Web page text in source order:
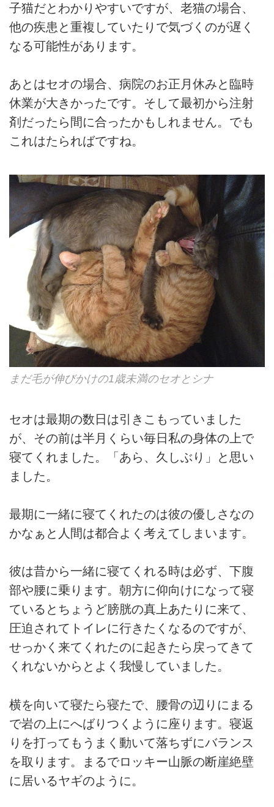
子猫だとわかりやすいですが、老猫の場合、
他の疾患と重複していたりで気づくのが遅く
なる可能性があります。
あとはセオの場合、病院のお正月休みと臨時
休業が大きかったです。そして最初から注射
剤だったら間に合ったかもしれません。でも
これはたらればですね。
まだ毛が伸びかけの1歳未満のセオとシナ
セオは最期の数日は引きこもっていました
が、その前は半月くらい毎日私の身体の上で
寝てくれました。「あら、久しぶり」と思い
ました。
最期に一緒に寝てくれたのは彼の優しさなの
かなぁと人間は都合よく考えてしまいます。
彼は昔から一緒に寝てくれる時は必ず、下腹
部や腰に乗ります。朝方に仰向けになって寝
ているとちょうど膀胱の真上あたりに来て、
圧迫されてトイレに行きたくなるのですが、
せっかく来てくれたのに起きたら戻ってきて
くれないからとよく我慢していました。
横を向いて寝たら寝たで、腰骨の辺りにまる
で岩の上にへばりつくように座ります。寝返
りを打ってもうまく動いて落ちずにバランス
を取ります。まるでロッキー山脈の断崖絶壁
に居いるヤギのように。